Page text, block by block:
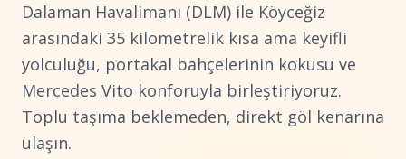
Dalaman Havalimanı (DLM) ile Köyceğiz
arasındaki 35 kilometrelik kısa ama keyifli
yolculuğu, portakal bahçelerinin kokusu ve
Mercedes Vito konforuyla birleştiriyoruz.
Toplu taşıma beklemeden, direkt göl kenarına
ulaşın.